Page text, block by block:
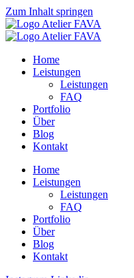
Zum Inhalt springen
Home
Leistungen
Leistungen
FAQ
Portfolio
Über
Blog
Kontakt
Home
Leistungen
Leistungen
FAQ
Portfolio
Über
Blog
Kontakt